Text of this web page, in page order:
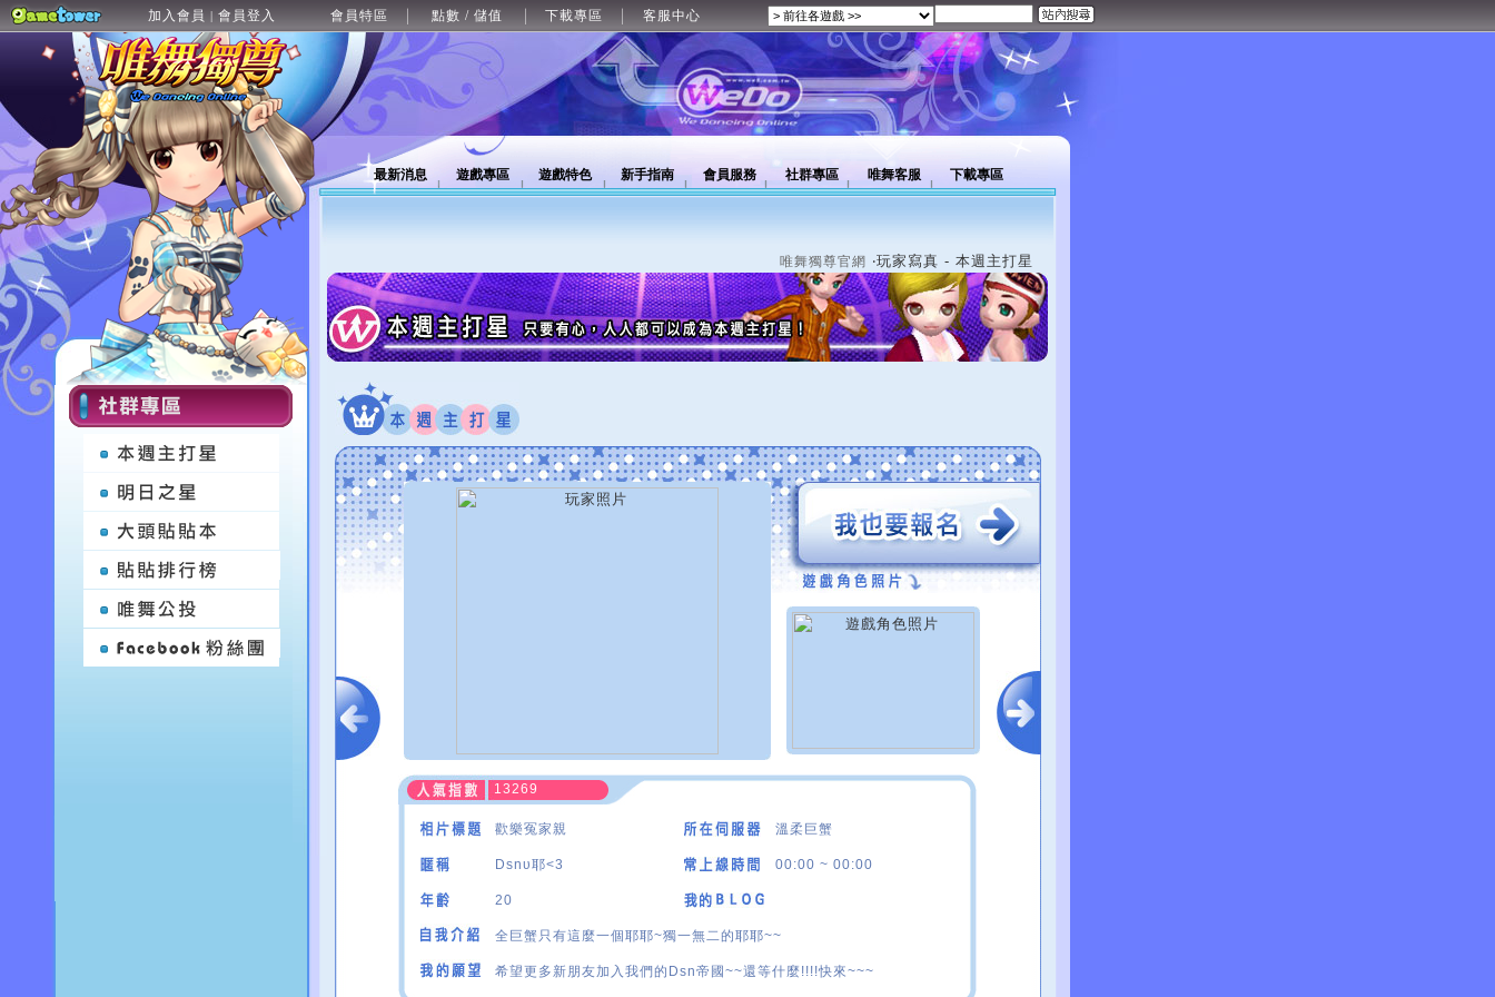
加入會員 | 會員登入 會員特區 點數 / 儲值 下載專區 客服中心
最新消息 遊戲專區 遊戲特色 新手指南 會員服務 社群專區 唯舞客服 下載專區
唯舞獨尊官網 ‧玩家寫真 - 本週主打星
13269
歡樂冤家親 溫柔巨蟹
Dsnυ耶<3 00:00 ~ 00:00
20
全巨蟹只有這麼一個耶耶~獨一無二的耶耶~~
希望更多新朋友加入我們的Dsn帝國~~還等什麼!!!!快來~~~